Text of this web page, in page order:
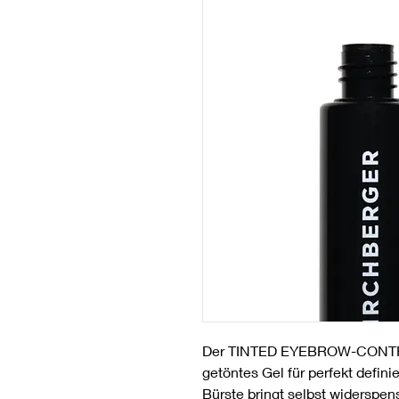
Der TINTED EYEBROW-
getöntes Gel für perfekt
Bürste bringt selbst